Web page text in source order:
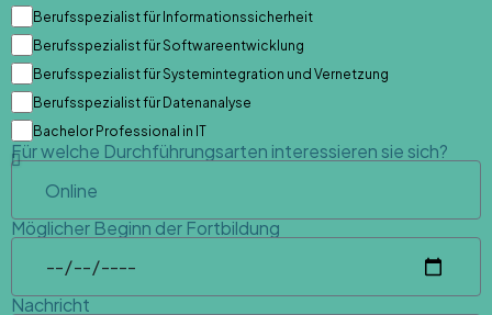
Berufsspezialist für Informationssicherheit
Berufsspezialist für Softwareentwicklung
Berufsspezialist für Systemintegration und Vernetzung
Berufsspezialist für Datenanalyse
Bachelor Professional in IT
Für welche Durchführungsarten interessieren sie sich?
Möglicher Beginn der Fortbildung
Nachricht